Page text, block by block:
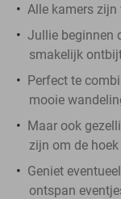
Alle kamers
Jullie beginnen
smakelijk
Perfect te
mooie
Maar ook
zijn om de hoek
Geniet
ontspan